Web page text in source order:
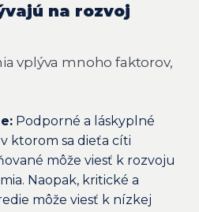
na rozvoj
vplýva mnoho faktorov,
Podporné a láskyplné
ktorom sa dieťa cíti
môže viesť k rozvoju
Naopak, kritické a
môže viesť k nízkej